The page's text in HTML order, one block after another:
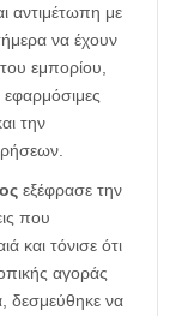
αντιμέτωπη με
να έχουν
εμπορίου,
εφαρμόσιμες
την
εξέφρασε την
που
και τόνισε ότι
αγοράς
δεσμεύθηκε να